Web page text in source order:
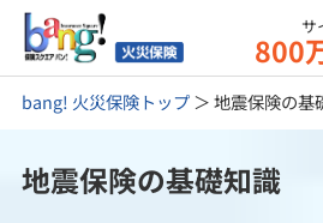
サ
800
bang! 火災保険トップ＞地震保険の基
地震保険の基礎知識